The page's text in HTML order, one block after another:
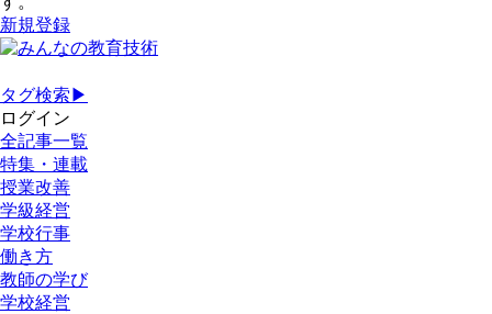
新規登録
タグ検索▶
ログイン
全記事一覧
特集・連載
授業改善
学級経営
学校行事
働き方
教師の学び
学校経営